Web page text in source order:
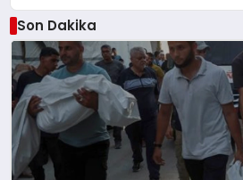
Son Dakika